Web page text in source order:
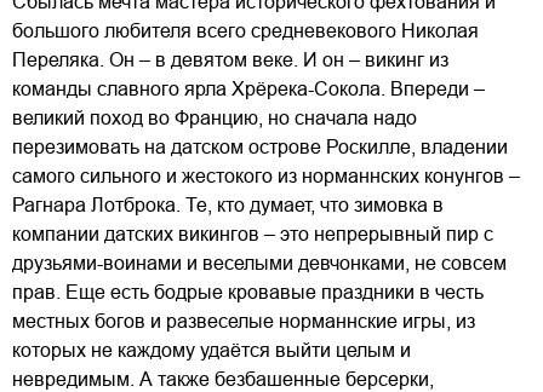
большого любителя всего средневекового Николая
Переляка. Он – в девятом веке. И он – викинг из
команды славного ярла Хрёрека-Сокола. Впереди –
великий поход во Францию, но сначала надо
перезимовать на датском острове Роскилле, владении
самого сильного и жестокого из норманнских конунгов –
Рагнара Лотброка. Те, кто думает, что зимовка в
компании датских викингов – это непрерывный пир с
друзьями-воинами и веселыми девчонками, не совсем
прав. Еще есть бодрые кровавые праздники в честь
местных богов и развеселые норманнские игры, из
которых не каждому удаётся выйти целым и
невредимым. А также безбашенные берсерки,